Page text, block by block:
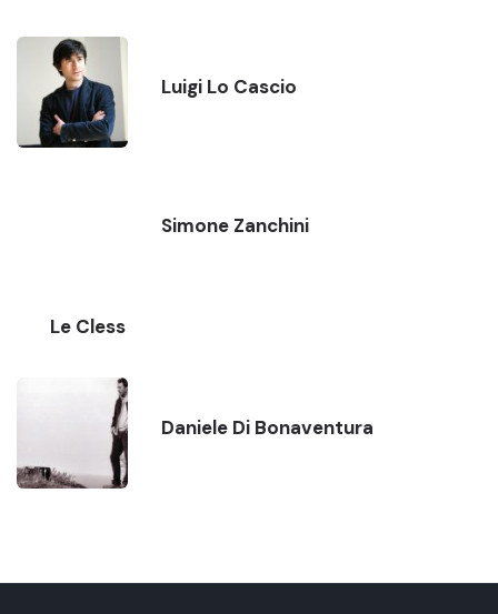
Luigi Lo Cascio
Simone Zanchini
Le Cless
Daniele Di Bonaventura